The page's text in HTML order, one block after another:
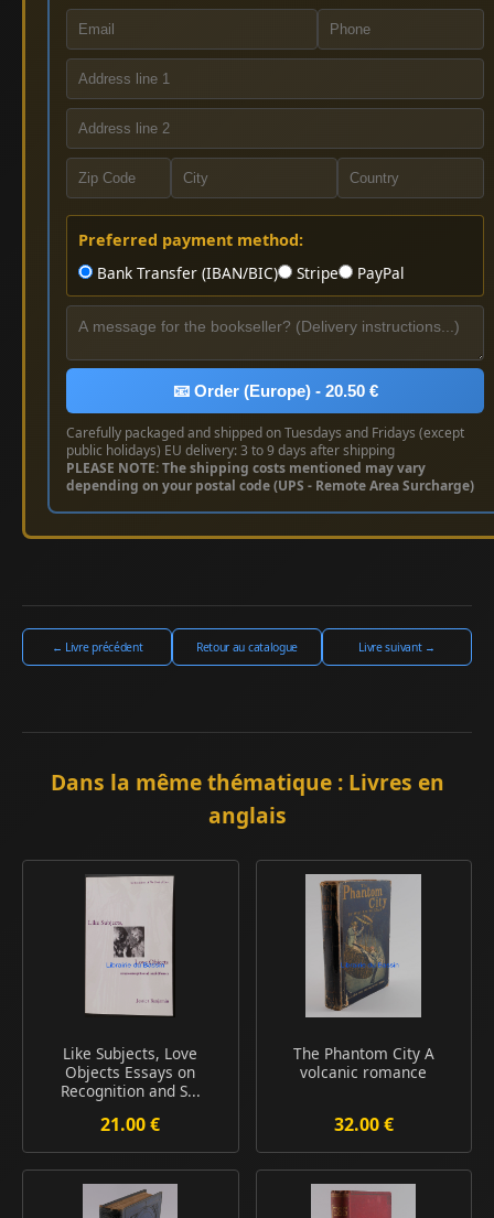
Preferred payment method:
Bank Transfer (IBAN/BIC)
Stripe PayPal
📧 Order (Europe) - 20.50 €
Carefully packaged and shipped on Tuesdays and Fridays (except
public holidays) EU delivery: 3 to 9 days after shipping
PLEASE NOTE: The shipping costs mentioned may vary
depending on your postal code (UPS - Remote Area Surcharge)
← Livre précédent Retour au catalogue Livre suivant →
Dans la même thématique : Livres en
anglais
Like Subjects, Love
Objects Essays on
Recognition and S...
21.00 €
The Phantom City A
volcanic romance
32.00 €